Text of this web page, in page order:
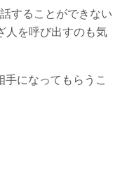
することができない
人を呼び出すのも気
になってもらうこ